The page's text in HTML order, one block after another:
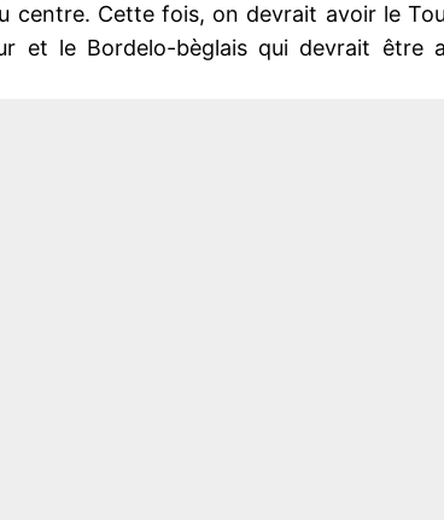
centre. Cette fois, on devrait avoir le
et le Bordelo-bèglais qui devrait être